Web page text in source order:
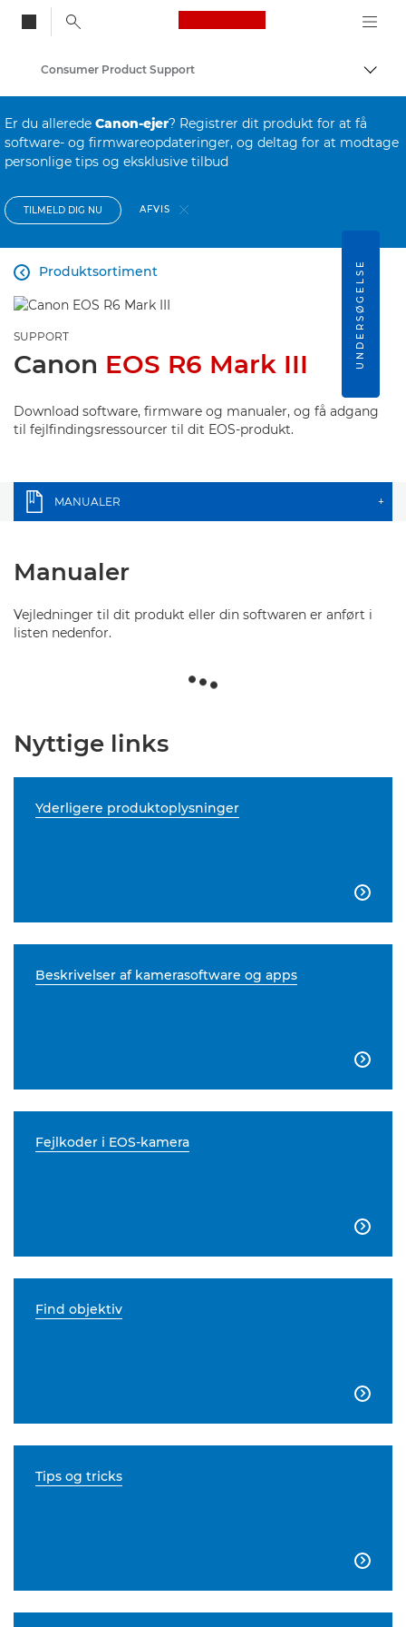
Canon Logo, back
Skift
Consumer Product Support
Er du allerede Canon-ejer? Registrer dit produkt for at få
software- og firmwareopdateringer, og deltag for at modtage
personlige tips og eksklusive tilbud
TILMELD DIG NU AFVIS
Produktsortiment

SUPPORT
Canon EOS R6 Mark III
Download software, firmware og manualer, og få adgang
til fejlfindingsressourcer til dit EOS-produkt.
MANUALER +
Manualer
Vejledninger til dit produkt eller din softwaren er anført i
listen nedenfor.
Nyttige links
Yderligere produktoplysninger

Beskrivelser af kamerasoftware og apps

Fejlkoder i EOS-kamera

Find objektiv

Tips og tricks

UNDERSØGELSE